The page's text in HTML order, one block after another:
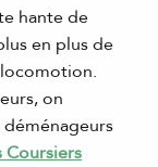
hante de
en plus de
on
Coursiers